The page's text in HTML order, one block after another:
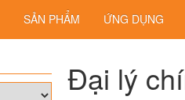
SẢN PHẨM ỨNG DỤNG
Đại lý